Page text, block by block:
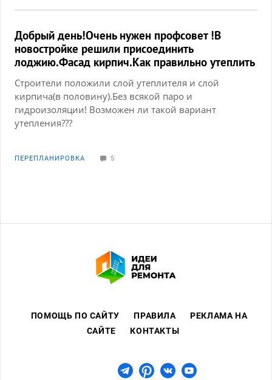
Добрый день!Очень нужен профсовет !В
новостройке решили присоединить
лоджию.Фасад кирпич.Как правильно утеплить
Строители положили слой утеплителя и слой
кирпича(в половину).Без всякой паро и
гидроизоляции! Возможен ли такой вариант
утепления???
ПЕРЕПЛАНИРОВКА 5
ПОМОЩЬ ПО САЙТУ ПРАВИЛА
РЕКЛАМА НА
САЙТЕ
КОНТАКТЫ